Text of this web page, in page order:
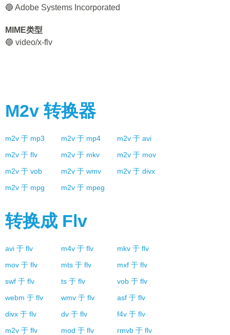
🔵 Adobe Systems Incorporated
MIME类型
🔵 video/x-flv
M2v 转换器
m2v 于 mp3 m2v 于 mp4 m2v 于 avi
m2v 于 flv m2v 于 mkv m2v 于 mov
m2v 于 vob m2v 于 wmv m2v 于 divx
m2v 于 mpg m2v 于 mpeg
转换成 Flv
avi 于 flv m4v 于 flv mkv 于 flv
mov 于 flv mts 于 flv mxf 于 flv
swf 于 flv ts 于 flv vob 于 flv
webm 于 flv wmv 于 flv asf 于 flv
divx 于 flv dv 于 flv f4v 于 flv
m2v 于 flv mod 于 flv rmvb 于 flv